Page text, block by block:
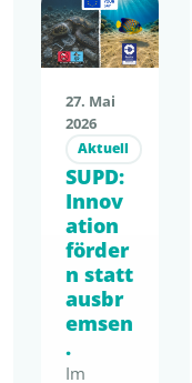
27. Mai
2026
Aktuell
SUPD:
Innov
ation
förder
n statt
ausbr
emsen
.
Im